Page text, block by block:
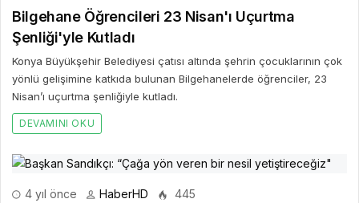
Bilgehane Öğrencileri 23 Nisan'ı Uçurtma
Şenliği'yle Kutladı
Konya Büyükşehir Belediyesi çatısı altında şehrin çocuklarının çok
yönlü gelişimine katkıda bulunan Bilgehanelerde öğrenciler, 23
Nisan’ı uçurtma şenliğiyle kutladı.
DEVAMINI OKU
4 yıl önce HaberHD 445